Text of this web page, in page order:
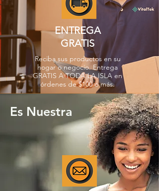
ENTREGA
GRATIS
Reciba sus productos en su
hogar o negocio. Entrega
GRATIS A TODA LA ISLA en
órdenes de $100 o más.
Es Nuestra